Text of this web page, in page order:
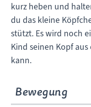
kurz heben und
du das kleine
stützt. Es wird noch
Kind seinen Kopf
kann.
Bewegung